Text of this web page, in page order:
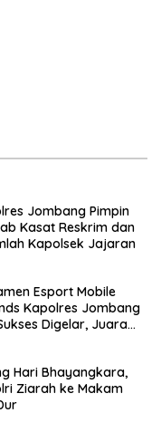
Jombang Pimpin
Kasat Reskrim dan
Kapolsek Jajaran
Esport Mobile
Kapolres Jombang
Digelar, Juara
Hari Bhayangkara,
Ziarah ke Makam